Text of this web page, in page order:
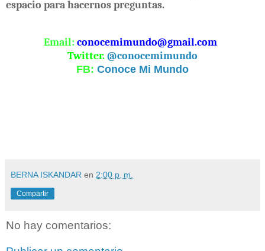
espacio para hacernos preguntas.
Email: conocemimundo@gmail.com
Twitter.@conocemimundo
FB: Conoce Mi Mundo
BERNA ISKANDAR en 2:00 p. m.
Compartir
No hay comentarios: